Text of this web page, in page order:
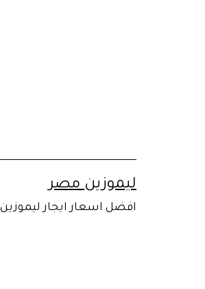
ليموزين مصر
افضل اسعار ايجار